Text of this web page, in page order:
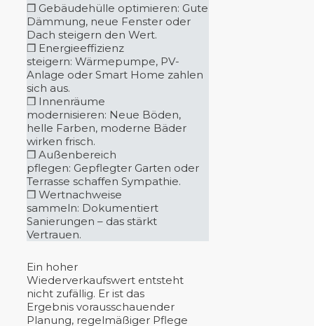
❒ Gebäudehülle optimieren: Gute
Dämmung, neue Fenster oder
Dach steigern den Wert.
❒ Energieeffizienz
steigern: Wärmepumpe, PV-
Anlage oder Smart Home zahlen
sich aus.
❒ Innenräume
modernisieren: Neue Böden,
helle Farben, moderne Bäder
wirken frisch.
❒ Außenbereich
pflegen: Gepflegter Garten oder
Terrasse schaffen Sympathie.
❒ Wertnachweise
sammeln: Dokumentiert
Sanierungen – das stärkt
Vertrauen.
Ein hoher
Wiederverkaufswert entsteht
nicht zufällig. Er ist das
Ergebnis vorausschauender
Planung, regelmäßiger Pflege